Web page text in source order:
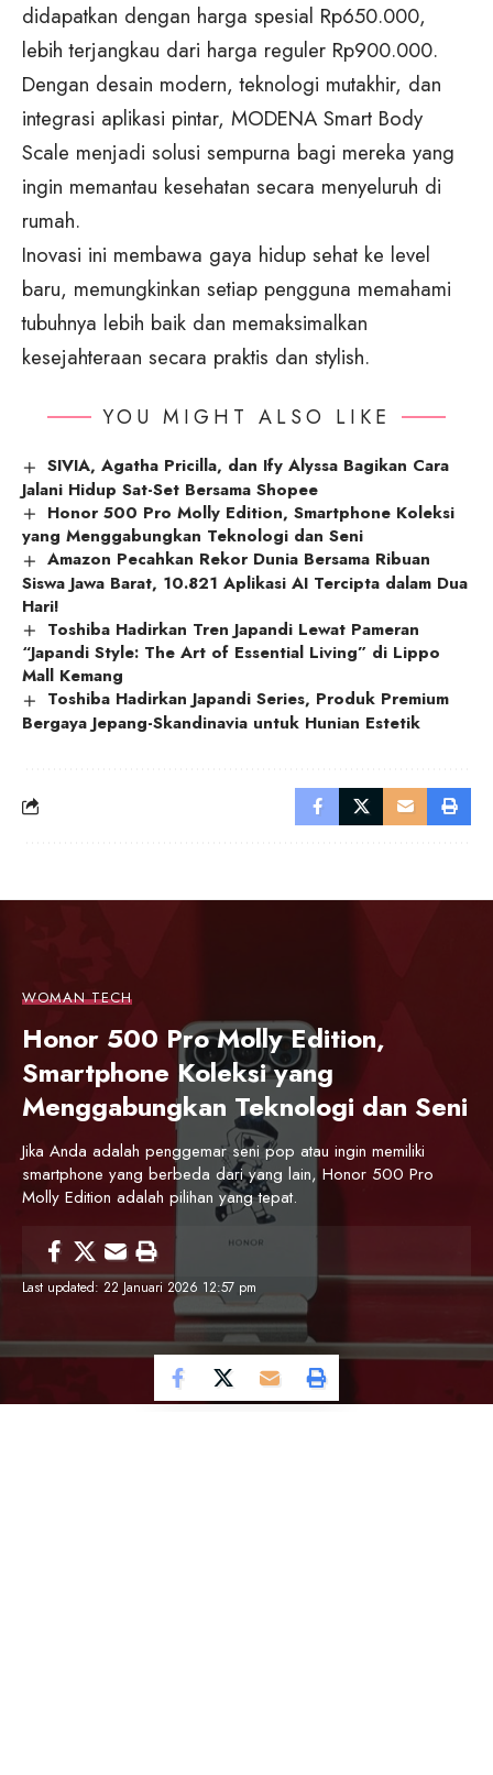
didapatkan dengan harga spesial Rp650.000,
lebih terjangkau dari harga reguler Rp900.000.
Dengan desain modern, teknologi mutakhir, dan
integrasi aplikasi pintar, MODENA Smart Body
Scale menjadi solusi sempurna bagi mereka yang
ingin memantau kesehatan secara menyeluruh di
rumah.
Inovasi ini membawa gaya hidup sehat ke level
baru, memungkinkan setiap pengguna memahami
tubuhnya lebih baik dan memaksimalkan
kesejahteraan secara praktis dan stylish.
YOU MIGHT ALSO LIKE
SIVIA, Agatha Pricilla, dan Ify Alyssa Bagikan Cara
Jalani Hidup Sat-Set Bersama Shopee
Honor 500 Pro Molly Edition, Smartphone Koleksi
yang Menggabungkan Teknologi dan Seni
Amazon Pecahkan Rekor Dunia Bersama Ribuan
Siswa Jawa Barat, 10.821 Aplikasi AI Tercipta dalam Dua
Hari!
Toshiba Hadirkan Tren Japandi Lewat Pameran
“Japandi Style: The Art of Essential Living” di Lippo
Mall Kemang
Toshiba Hadirkan Japandi Series, Produk Premium
Bergaya Jepang-Skandinavia untuk Hunian Estetik
WOMAN TECH
Honor 500 Pro Molly Edition,
Smartphone Koleksi yang
Menggabungkan Teknologi dan Seni
Jika Anda adalah penggemar seni pop atau ingin memiliki
smartphone yang berbeda dari yang lain, Honor 500 Pro
Molly Edition adalah pilihan yang tepat.
Last updated: 22 Januari 2026 12:57 pm